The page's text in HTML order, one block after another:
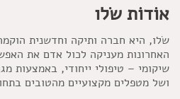
אוֹדוֹת שׂלו
האחרונות מעניקה לכול אדם את
שיקומי – טיפולי ייחודי, באמצעות
ושל מטפלים מקצועיים מהטובים